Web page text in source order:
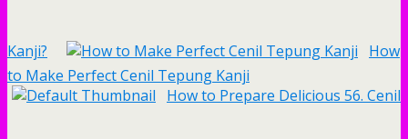
Kanji?
How
to Make Perfect Cenil Tepung Kanji
How to Prepare Delicious 56. Cenil